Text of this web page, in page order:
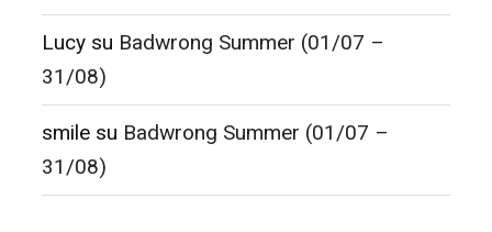
Lucy su Badwrong Summer (01/07 –
31/08)
smile su Badwrong Summer (01/07 –
31/08)